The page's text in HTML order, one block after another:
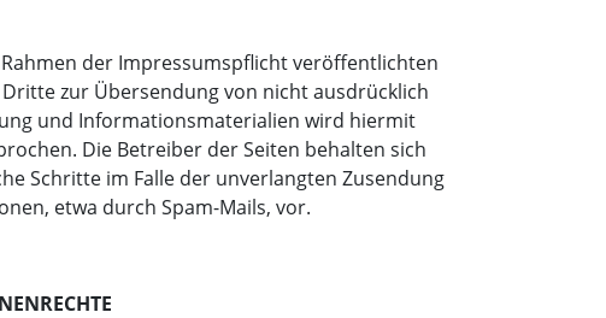
der Impressumspflicht veröffentlichten
zur Übersendung von nicht ausdrücklich
und Informationsmaterialien wird hiermit
Die Betreiber der Seiten behalten sich
Schritte im Falle der unverlangten Zusendung
etwa durch Spam-Mails, vor.